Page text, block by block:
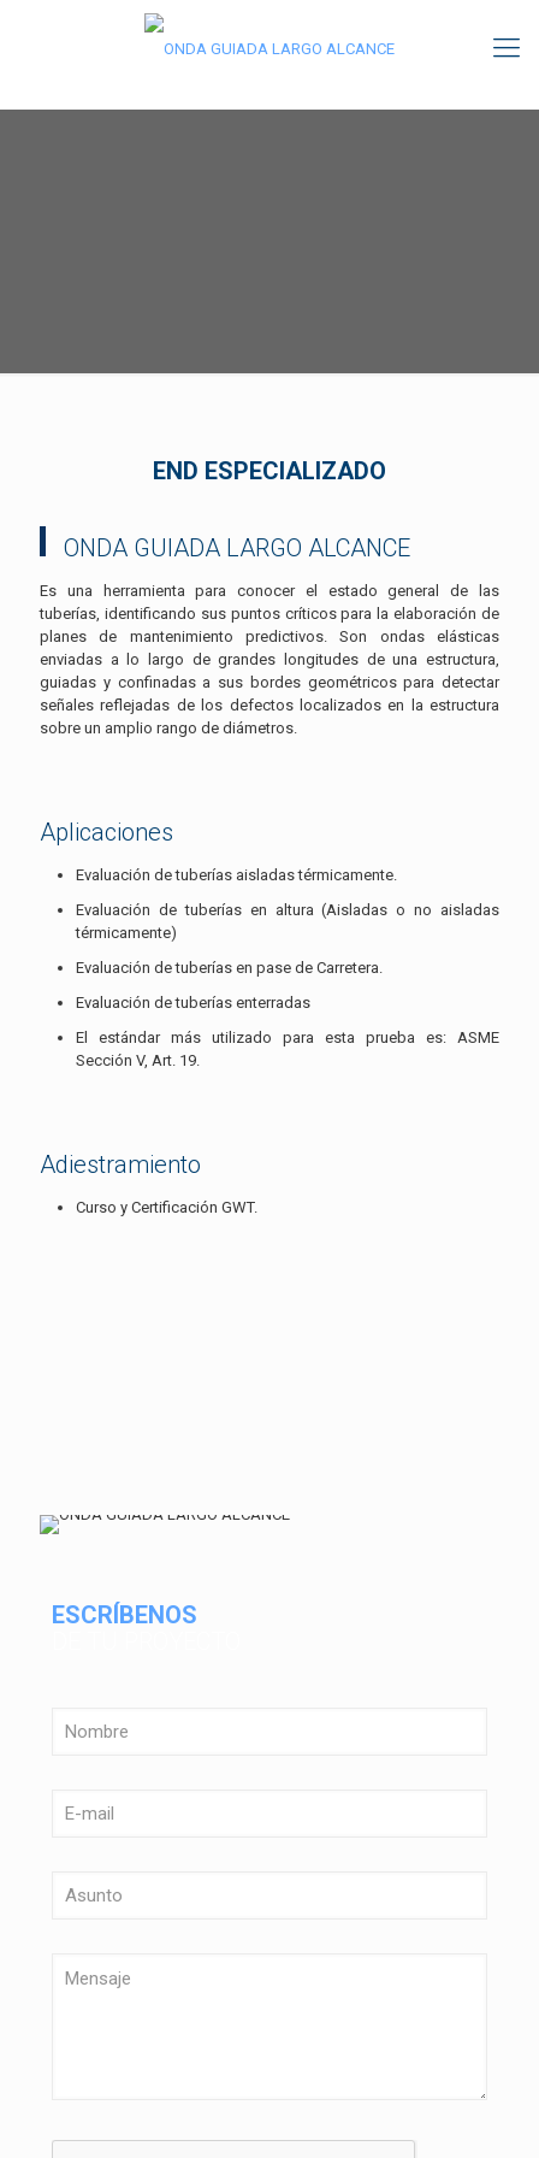
END ESPECIALIZADO
ONDA GUIADA LARGO ALCANCE
Es una herramienta para conocer el estado general de las
tuberías, identificando sus puntos críticos para la elaboración de
planes de mantenimiento predictivos. Son ondas elásticas
enviadas a lo largo de grandes longitudes de una estructura,
guiadas y confinadas a sus bordes geométricos para detectar
señales reflejadas de los defectos localizados en la estructura
sobre un amplio rango de diámetros.
Aplicaciones
Evaluación de tuberías aisladas térmicamente.
Evaluación de tuberías en altura (Aisladas o no aisladas
térmicamente)
Evaluación de tuberías en pase de Carretera.
Evaluación de tuberías enterradas
El estándar más utilizado para esta prueba es: ASME
Sección V, Art. 19.
Adiestramiento
Curso y Certificación GWT.
ESCRÍBENOS